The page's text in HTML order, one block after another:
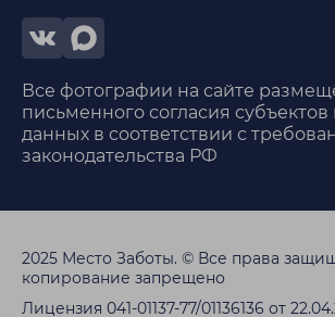
Все фотографии на сайте
письменного согласия
данных в соответствии с
законодательства РФ
2025 Место Заботы. © Все права
копирование запрещено
Лицензия 041-01137-77/01136136 от